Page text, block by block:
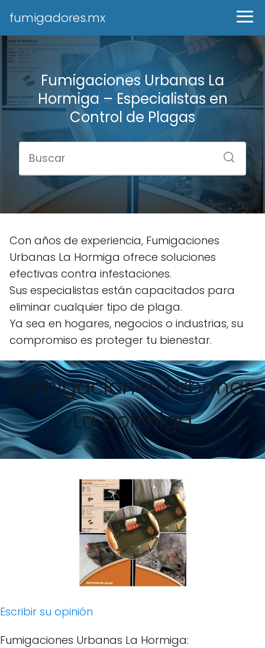
fumigadores.mx
Fumigaciones Urbanas La
Hormiga – Especialistas en
Control de Plagas
Con años de experiencia, Fumigaciones
Urbanas La Hormiga ofrece soluciones
efectivas contra infestaciones.
Sus especialistas están capacitados para
eliminar cualquier tipo de plaga.
Ya sea en hogares, negocios o industrias, su
compromiso es proteger tu bienestar.
Fumigaciones Urbanas
La Hormiga
Escribir su opinión
Fumigaciones Urbanas La Hormiga: